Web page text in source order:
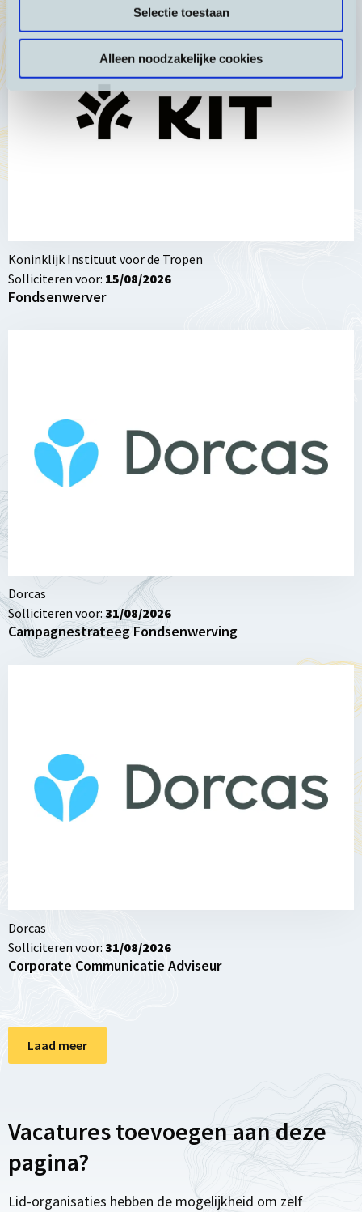
Selectie toestaan
Alleen noodzakelijke cookies
Koninklijk Instituut voor de Tropen
Solliciteren voor: 15/08/2026
Fondsenwerver
Lees
meer
over
Fondsenwerver
Dorcas
Solliciteren voor: 31/08/2026
Campagnestrateeg Fondsenwerving
Fondsenwerving
Dorcas
Solliciteren voor: 31/08/2026
Corporate Communicatie Adviseur
Communicatie
Laad meer
Vacatures toevoegen aan deze
pagina?
Lid-organisaties hebben de mogelijkheid om zelf